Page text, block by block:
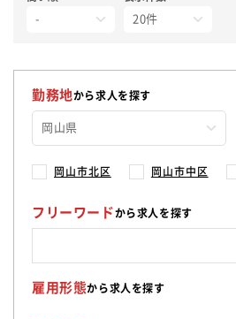
勤務地から求人を探す
岡山市北区 岡山市中区
フリーワードから求人を探す
雇用形態から求人を探す